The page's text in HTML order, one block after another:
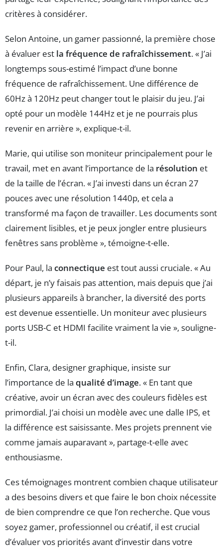
critères à considérer.
Selon Antoine, un gamer passionné, la première chose
à évaluer est la fréquence de rafraîchissement. « J’ai
longtemps sous-estimé l’impact d’une bonne
fréquence de rafraîchissement. Une différence de
60Hz à 120Hz peut changer tout le plaisir du jeu. J’ai
opté pour un modèle 144Hz et je ne pourrais plus
revenir en arrière », explique-t-il.
Marie, qui utilise son moniteur principalement pour le
travail, met en avant l’importance de la résolution et
de la taille de l’écran. « J’ai investi dans un écran 27
pouces avec une résolution 1440p, et cela a
transformé ma façon de travailler. Les documents sont
clairement lisibles, et je peux jongler entre plusieurs
fenêtres sans problème », témoigne-t-elle.
Pour Paul, la connectique est tout aussi cruciale. « Au
départ, je n’y faisais pas attention, mais depuis que j’ai
plusieurs appareils à brancher, la diversité des ports
est devenue essentielle. Un moniteur avec plusieurs
ports USB-C et HDMI facilite vraiment la vie », souligne-
t-il.
Enfin, Clara, designer graphique, insiste sur
l’importance de la qualité d’image. « En tant que
créative, avoir un écran avec des couleurs fidèles est
primordial. J’ai choisi un modèle avec une dalle IPS, et
la différence est saisissante. Mes projets prennent vie
comme jamais auparavant », partage-t-elle avec
enthousiasme.
Ces témoignages montrent combien chaque utilisateur
a des besoins divers et que faire le bon choix nécessite
de bien comprendre ce que l’on recherche. Que vous
soyez gamer, professionnel ou créatif, il est crucial
d’évaluer vos priorités avant d’investir dans votre